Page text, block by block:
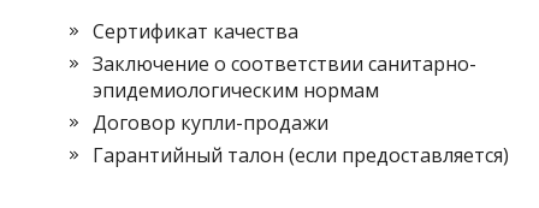
Сертификат качества
Заключение о соответствии санитарно-
эпидемиологическим нормам
Договор купли-продажи
Гарантийный талон (если предоставляется)